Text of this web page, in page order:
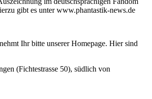
gibt es unter www.phantastik-news.de
Ihr bitte unserer Homepage. Hier sind
(Fichtestrasse 50), südlich von